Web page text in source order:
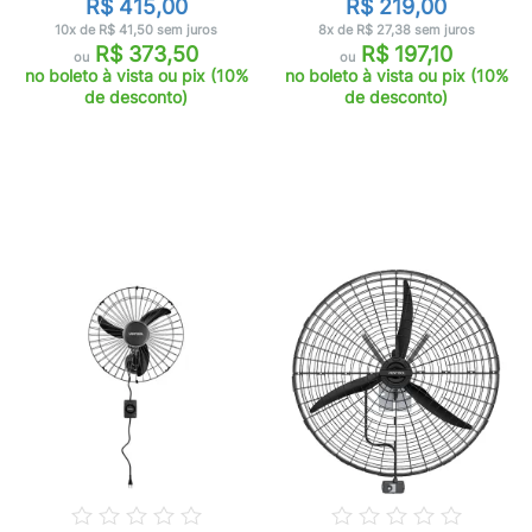
R$ 415,00
10x de R$ 41,50 sem juros
ou R$ 373,50
no boleto à vista ou pix (10%
de desconto)
R$ 219,00
8x de R$ 27,38 sem juros
ou R$ 197,10
no boleto à vista ou pix (10%
de desconto)